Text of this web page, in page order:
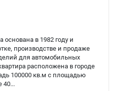
в 1982 году и
производстве и продаже
для автомобильных
расположена в городе
100000 кв.м с площадью
40...